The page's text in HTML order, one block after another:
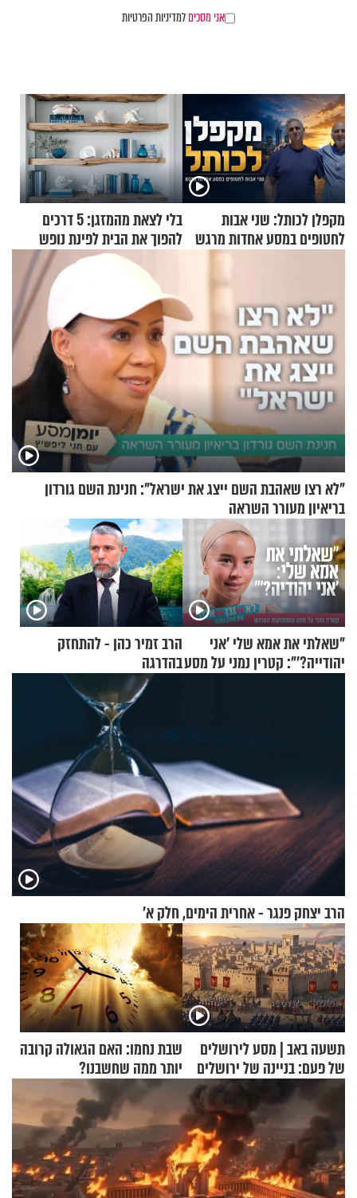
אני מסכיםלמדיניות הפרטיות
מקפלן לכותל: שני אבות
לחטופים במסע אחדות מרגש
בלי לצאת מהמזגן: 5 דרכים
להפוך את הבית לפינת נופש
"לא רצו שאהבת השם ייצג את ישראל": חנינת השם גורדון
בריאיון מעורר השראה
"שאלתי את אמא שלי 'אני
יהודייה?'": קטרין נמני על מסע
הרב זמיר כהן - להתחזק
בהדרגה
הרב יצחק פנגר - אחרית הימים, חלק א’
תשעה באב | מסע לירושלים
של פעם: בניינה של ירושלים
שבת נחמו: האם הגאולה קרובה
יותר ממה שחשבנו?